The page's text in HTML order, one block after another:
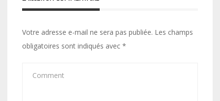
Votre adresse e-mail ne sera pas publiée. Les champs
obligatoires sont indiqués avec *